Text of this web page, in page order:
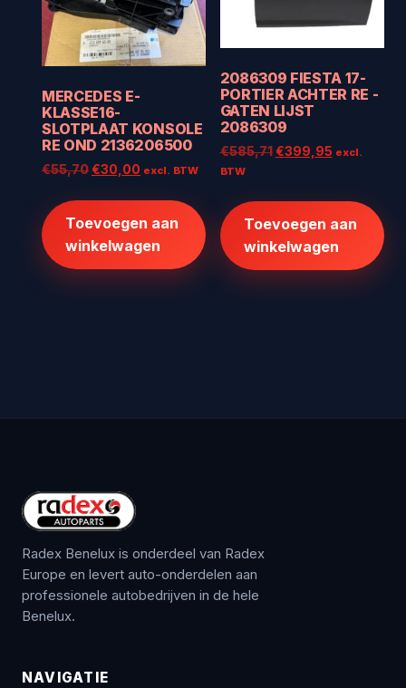
MERCEDES E-
KLASSE16-
SLOTPLAAT KONSOLE
RE OND 2136206500
€55,70Oorspronkelijke
€55,70.
€30,00 Huidige
€30,00.
excl. BTW
Toevoegen aan
winkelwagen
2086309 FIESTA 17-
PORTIER ACHTER RE -
GATEN LIJST
2086309
€585,71 Oorspronkelijke
€399,95Huidige
€399,95.
excl.
BTW
Toevoegen aan
winkelwagen
Radex Benelux is onderdeel van Radex
Europe en levert auto-onderdelen aan
professionele autobedrijven in de hele
Benelux.
NAVIGATIE